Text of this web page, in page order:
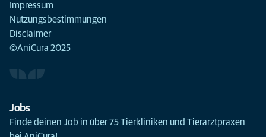
Impressum
Nutzungsbestimmungen
Disclaimer
©AniCura 2025
Jobs
Finde deinen Job in über 75 Tierkliniken und Tierarztpraxen